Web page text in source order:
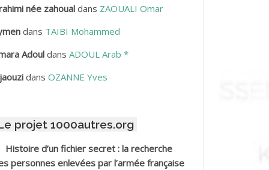
Mohamed Hamoud*
Mohamed *
Ahmed
Mohamed ben Kaddour
née zahoualdans ZAOUALI Omar
dans TAIBI Mohammed
Adouldans ADOUL Arab *
dans OZANNE Yves
projet 1000autres.org
Histoire d’un fichier secret : la recherche
personnes enlevées par l’armée française